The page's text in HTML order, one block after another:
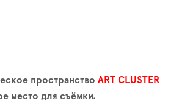
пространство ART CLUSTER
место для съёмки.